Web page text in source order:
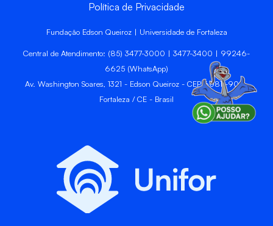
Política de Privacidade
Fundação Edson Queiroz | Universidade de Fortaleza
Central de Atendimento: (85) 3477-3000 | 3477-3400 | 99246-
6625 (WhatsApp)
Av. Washington Soares, 1321 - Edson Queiroz - CEP 60811-905 -
Fortaleza / CE - Brasil